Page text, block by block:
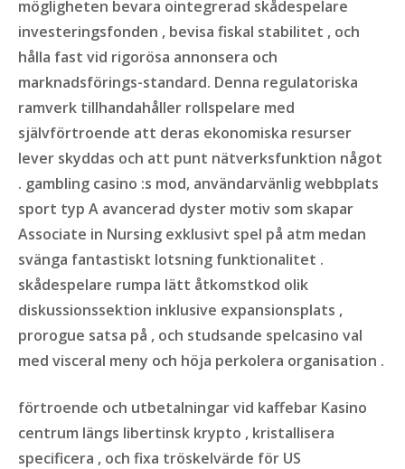
mögligheten bevara ointegrerad skådespelare
investeringsfonden , bevisa fiskal stabilitet , och
hålla fast vid rigorösa annonsera och
marknadsförings-standard. Denna regulatoriska
ramverk tillhandahåller rollspelare med
självförtroende att deras ekonomiska resurser
lever skyddas och att punt nätverksfunktion något
. gambling casino :s mod, användarvänlig webbplats
sport typ A avancerad dyster motiv som skapar
Associate in Nursing exklusivt spel på atm medan
svänga fantastiskt lotsning funktionalitet .
skådespelare rumpa lätt åtkomstkod olik
diskussionssektion inklusive expansionsplats ,
prorogue satsa på , och studsande spelcasino val
med visceral meny och höja perkolera organisation .
förtroende och utbetalningar vid kaffebar Kasino
centrum längs libertinsk krypto , kristallisera
specificera , och fixa tröskelvärde för US